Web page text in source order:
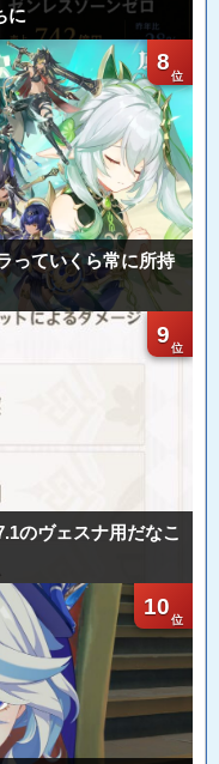
に
8
っていくら常に所持
9
のヴェスナ用だなこ
10